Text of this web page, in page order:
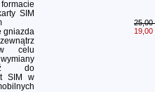
SIM
gniazda
celu
do
SIM w
25,00
19,00